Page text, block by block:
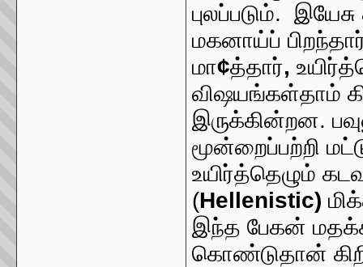
புலப்படும்.
மகனாய்ப்
மா¢த்தார்,
விஷயங்கள்தாம்
இருக்கின்றன.
மூன்றைப்பற்றி
உயிர்த்தெழும்
(Hellenistic)
இந்த பேகன்
கொண்டுதான்